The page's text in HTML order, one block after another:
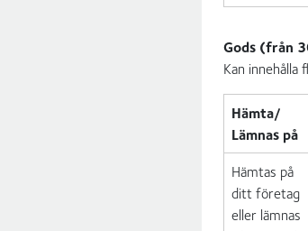
Gods (från
Kan innehålla
Hämta/
Lämnas på
Hämtas på
ditt företag
eller lämnas